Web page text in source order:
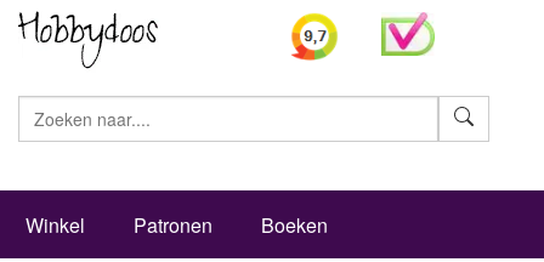
Winkel Patronen Boeken